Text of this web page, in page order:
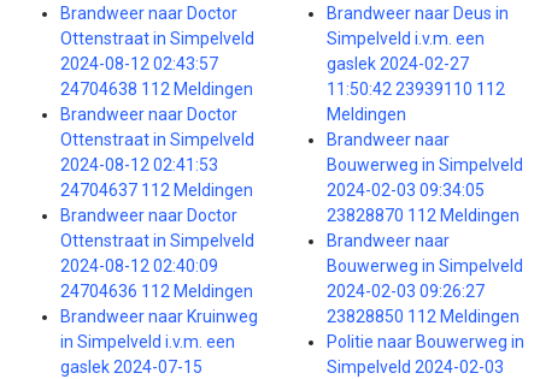
Brandweer naar Doctor
Ottenstraat in Simpelveld
2024-08-12 02:43:57
24704638 112 Meldingen
Brandweer naar Doctor
Ottenstraat in Simpelveld
2024-08-12 02:41:53
24704637 112 Meldingen
Brandweer naar Doctor
Ottenstraat in Simpelveld
2024-08-12 02:40:09
24704636 112 Meldingen
Brandweer naar Kruinweg
in Simpelveld i.v.m. een
gaslek 2024-07-15
Brandweer naar Deus in
Simpelveld i.v.m. een
gaslek 2024-02-27
11:50:42 23939110 112
Meldingen
Brandweer naar
Bouwerweg in Simpelveld
2024-02-03 09:34:05
23828870 112 Meldingen
Brandweer naar
Bouwerweg in Simpelveld
2024-02-03 09:26:27
23828850 112 Meldingen
Politie naar Bouwerweg in
Simpelveld 2024-02-03